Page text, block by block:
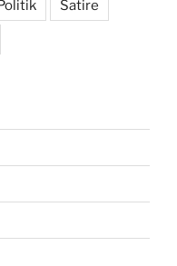
Politik Satire